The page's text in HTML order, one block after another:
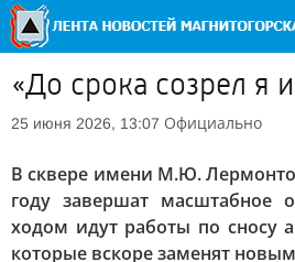
«До срока созрел я
25 июня 2026, 13:07 Официально
В сквере имени М.Ю.
году завершат масштабное
ходом идут работы по сносу
которые вскоре заменят